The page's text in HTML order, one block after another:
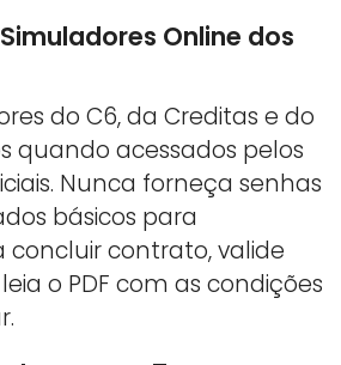
Online dos
do C6, da Creditas e do
quando acessados pelos
Nunca forneça senhas
básicos para
concluir contrato, valide
o PDF com as condições